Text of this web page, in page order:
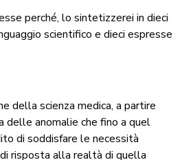
perché, lo sintetizzerei in dieci
scientifico e dieci espresse
della scienza medica, a partire
delle anomalie che fino a quel
di soddisfare le necessità
risposta alla realtà di quella